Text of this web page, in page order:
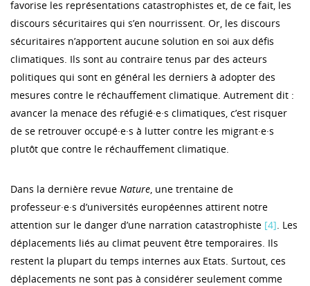
favorise les représentations catastrophistes et, de ce fait, les
discours sécuritaires qui s’en nourrissent. Or, les discours
sécuritaires n’apportent aucune solution en soi aux défis
climatiques. Ils sont au contraire tenus par des acteurs
politiques qui sont en général les derniers à adopter des
mesures contre le réchauffement climatique. Autrement dit :
avancer la menace des réfugié·e·s climatiques, c’est risquer
de se retrouver occupé·e·s à lutter contre les migrant·e·s
plutôt que contre le réchauffement climatique.
Dans la dernière revue Nature, une trentaine de
professeur·e·s d’universités européennes attirent notre
attention sur le danger d’une narration catastrophiste [4]. Les
déplacements liés au climat peuvent être temporaires. Ils
restent la plupart du temps internes aux Etats. Surtout, ces
déplacements ne sont pas à considérer seulement comme